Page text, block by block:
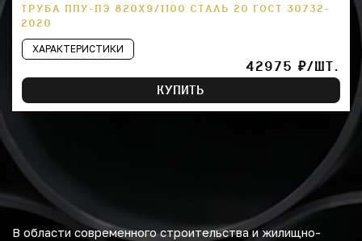
ТРУБА ППУ-ПЭ 820Х9/1100 СТАЛЬ 20 ГОСТ 30732-
2020
ХАРАКТЕРИСТИКИ
42975 ₽/ШТ.
КУПИТЬ
В области современного строительства и жилищно-